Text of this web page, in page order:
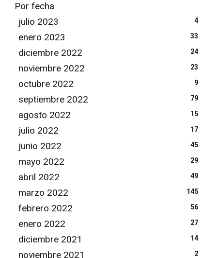
Por fecha
julio 2023
4
enero 2023 33
diciembre 2022 24
noviembre 2022 23
octubre 2022 9
septiembre 2022 79
agosto 2022 15
julio 2022 17
junio 2022 45
mayo 2022 29
abril 2022 49
marzo 2022 145
febrero 2022 56
enero 2022 27
diciembre 2021 14
noviembre 2021 2